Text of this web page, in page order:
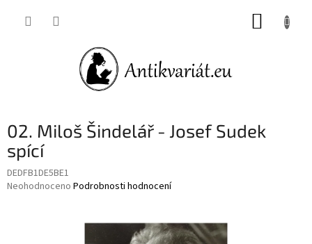
02. Miloš Šindelář - Josef Sudek
spící
DEDFB1DE5BE1
Průměrné
Neohodnoceno Podrobnosti hodnocení